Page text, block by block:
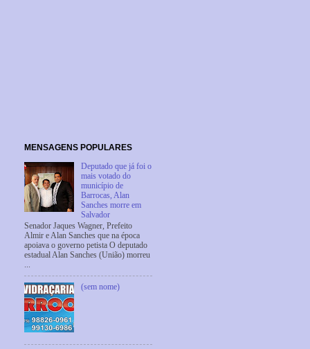
MENSAGENS POPULARES
Deputado que já foi o
mais votado do
município de
Barrocas, Alan
Sanches morre em
Salvador
Senador Jaques Wagner, Prefeito
Almir e Alan Sanches que na época
apoiava o governo petista O deputado
estadual Alan Sanches (União) morreu
...
(sem nome)